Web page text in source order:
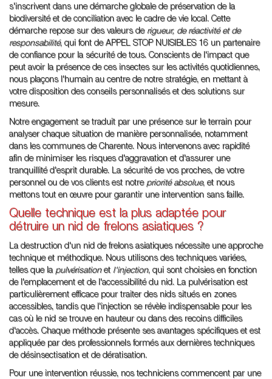
s'inscrivent dans une démarche globale de préservation de la
biodiversité et de conciliation avec le cadre de vie local. Cette
démarche repose sur des valeurs de rigueur, de réactivité et de
responsabilité, qui font de APPEL STOP NUISIBLES 16 un partenaire
de confiance pour la sécurité de tous. Conscients de l'impact que
peut avoir la présence de ces insectes sur les activités quotidiennes,
nous plaçons l'humain au centre de notre stratégie, en mettant à
votre disposition des conseils personnalisés et des solutions sur
mesure.
Notre engagement se traduit par une présence sur le terrain pour
analyser chaque situation de manière personnalisée, notamment
dans les communes de Charente. Nous intervenons avec rapidité
afin de minimiser les risques d'aggravation et d'assurer une
tranquillité d'esprit durable. La sécurité de vos proches, de votre
personnel ou de vos clients est notre priorité absolue, et nous
mettons tout en œuvre pour garantir une intervention sans faille.
Quelle technique est la plus adaptée pour
détruire un nid de frelons asiatiques ?
La destruction d'un nid de frelons asiatiques nécessite une approche
technique et méthodique. Nous utilisons des techniques variées,
telles que la pulvérisationet l'injection, qui sont choisies en fonction
de l'emplacement et de l'accessibilité du nid. La pulvérisation est
particulièrement efficace pour traiter des nids situés en zones
accessibles, tandis que l'injection se révèle indispensable pour les
cas où le nid se trouve en hauteur ou dans des recoins difficiles
d'accès. Chaque méthode présente ses avantages spécifiques et est
appliquée par des professionnels formés aux dernières techniques
de désinsectisation et de dératisation.
Pour une intervention réussie, nos techniciens commencent par une